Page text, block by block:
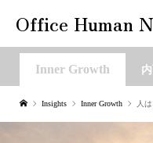
Office Human
Inner Growth
Insights Inner Growth 人